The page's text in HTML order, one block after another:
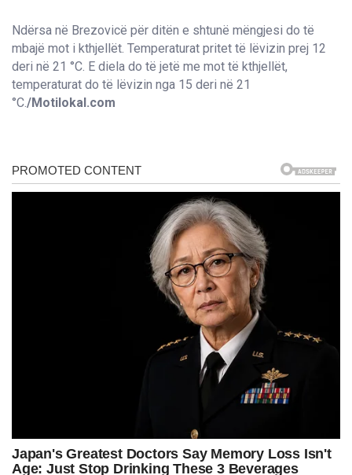
Ndërsa në Brezovicë për ditën e shtunë mëngjesi do të
mbajë mot i kthjellët. Temperaturat pritet të lëvizin prej 12
deri në 21 °C. E diela do të jetë me mot të kthjellët,
temperaturat do të lëvizin nga 15 deri në 21
°C./Motilokal.com